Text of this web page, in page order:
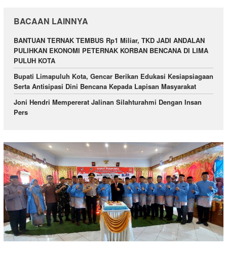
BACAAN LAINNYA
BANTUAN TERNAK TEMBUS Rp1 Miliar, TKD JADI ANDALAN
PULIHKAN EKONOMI PETERNAK KORBAN BENCANA DI LIMA
PULUH KOTA
Bupati Limapuluh Kota, Gencar Berikan Edukasi Kesiapsiagaan
Serta Antisipasi Dini Bencana Kepada Lapisan Masyarakat
Joni Hendri Mempererat Jalinan Silahturahmi Dengan Insan
Pers